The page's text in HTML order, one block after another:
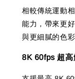
相較傳統運動
能力，帶來更
與更細膩的色彩
8K 60fps 超高